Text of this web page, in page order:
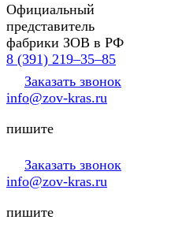
Официальный
представитель
фабрики ЗОВ в РФ
8 (391) 219‒35‒85
Заказать звонок
info@zov-kras.ru
пишите
Заказать звонок
info@zov-kras.ru
пишите